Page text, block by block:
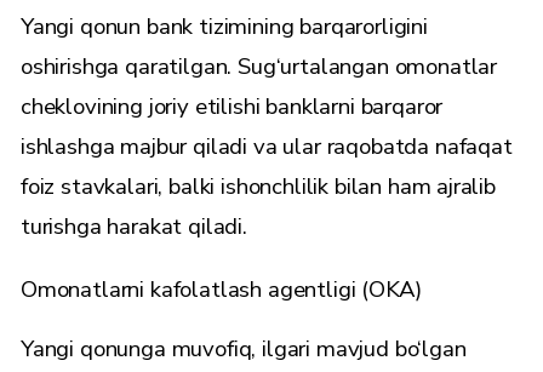
Yangi qonun bank tizimining barqarorligini
oshirishga qaratilgan. Sug‘urtalangan omonatlar
cheklovining joriy etilishi banklarni barqaror
ishlashga majbur qiladi va ular raqobatda nafaqat
foiz stavkalari, balki ishonchlilik bilan ham ajralib
turishga harakat qiladi.
Omonatlarni kafolatlash agentligi (OKA)
Yangi qonunga muvofiq, ilgari mavjud bo‘lgan